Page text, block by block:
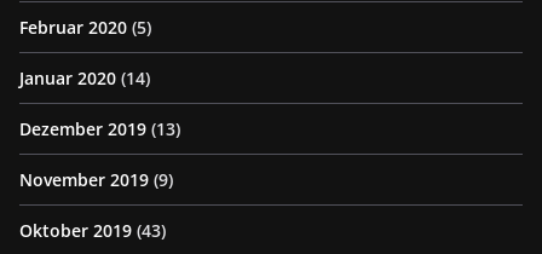
Februar 2020 (5)
Januar 2020 (14)
Dezember 2019 (13)
November 2019 (9)
Oktober 2019 (43)